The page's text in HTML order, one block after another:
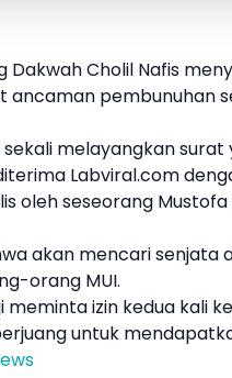
Dakwah Cholil Nafis
ancaman pembunuhan
melayangkan
Labviral.com
oleh seseorang
akan mencari senjata
orang MUI.
izin kedua kali
untuk